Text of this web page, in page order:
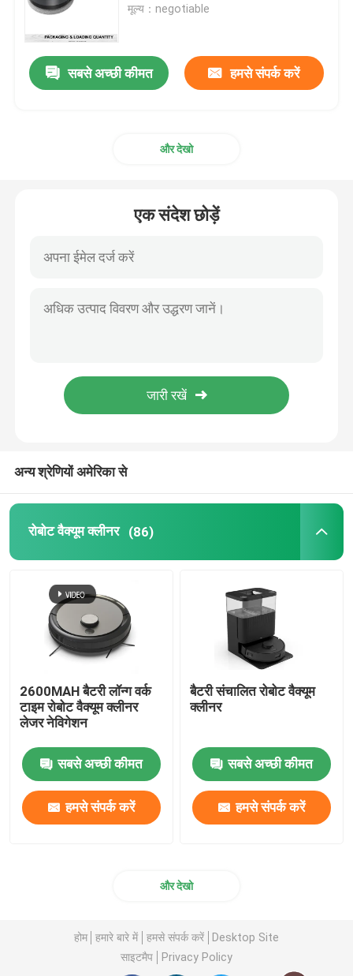
मूल्य：negotiable
सबसे अच्छी कीमत हमसे संपर्क करें
और देखो
एक संदेश छोड़ें
अन्य श्रेणियों अमेरिका से
रोबोट वैक्यूम क्लीनर (86)
2600MAH बैटरी लॉन्ग वर्क
टाइम रोबोट वैक्यूम क्लीनर
लेजर नेविगेशन
सबसे अच्छी कीमत
हमसे संपर्क करें
बैटरी संचालित रोबोट वैक्यूम
क्लीनर
सबसे अच्छी कीमत
हमसे संपर्क करें
और देखो
होम हमारे बारे में हमसे संपर्क करें
Desktop Site
साइटमैप
Privacy Policy